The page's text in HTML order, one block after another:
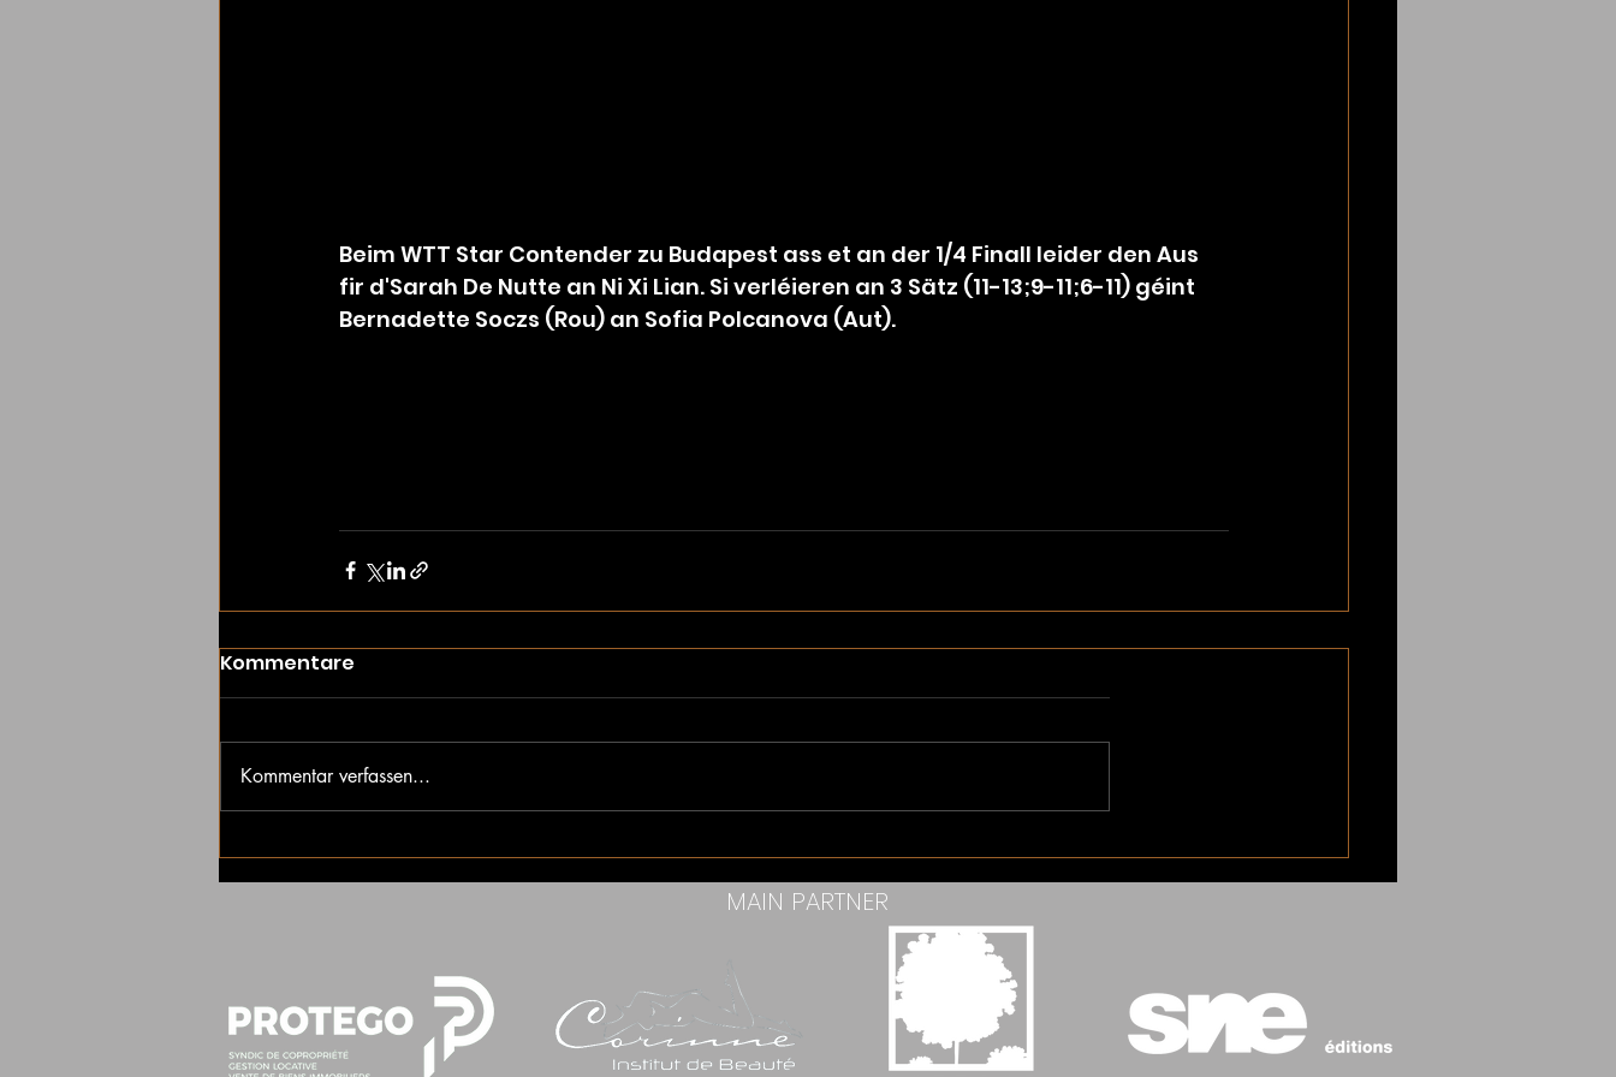
Beim WTT Star Contender zu Budapest ass et an der 1/4 Finall leider den Aus
fir d'Sarah De Nutte an Ni Xi Lian. Si verléieren an 3 Sätz (11-13;9-11;6-11) géint
Bernadette Soczs (Rou) an Sofia Polcanova (Aut).
Kommentare
Kommentar verfassen...
MAIN PARTNER